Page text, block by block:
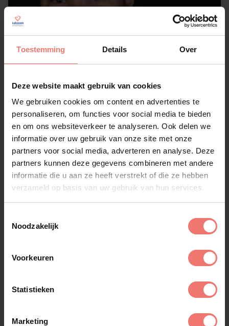
Toestemming Details Over
Deze website maakt gebruik van cookies
We gebruiken cookies om content en advertenties te
personaliseren, om functies voor social media te bieden
en om ons websiteverkeer te analyseren. Ook delen we
informatie over uw gebruik van onze site met onze
partners voor social media, adverteren en analyse. Deze
partners kunnen deze gegevens combineren met andere
informatie die u aan ze heeft verstrekt of die ze hebben
verzameld op basis van uw gebruik van hun services.
Noodzakelijk
Voorkeuren
Statistieken
Marketing
Zanger Rinus
€ 895,-
Lees meer